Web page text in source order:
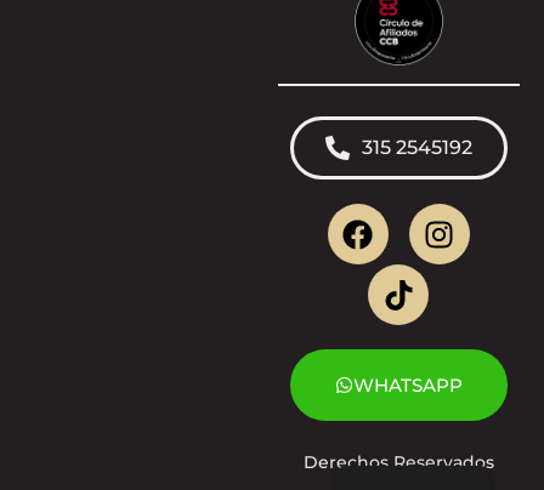
315 2545192
WHATSAPP
Derechos Reservados